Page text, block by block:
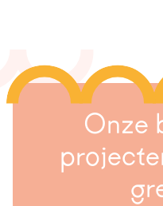
Onze